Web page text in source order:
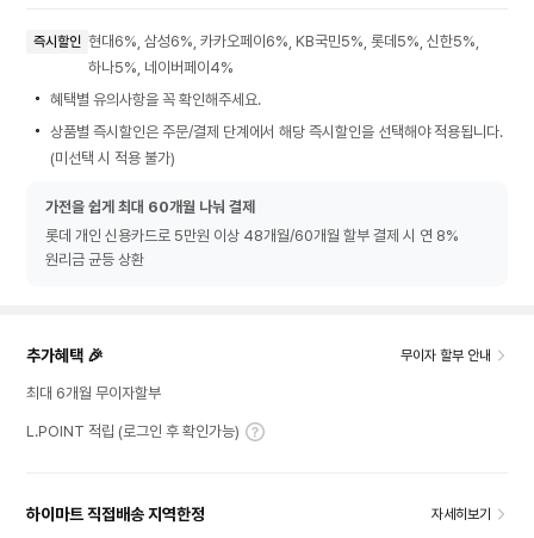
즉시할인 현대6%, 삼성6%, 카카오페이6%, KB국민5%, 롯데5%, 신한5%,
하나5%, 네이버페이4%
혜택별 유의사항을 꼭 확인해주세요.
상품별 즉시할인은 주문/결제 단계에서 해당 즉시할인을 선택해야 적용됩니다.
(미선택 시 적용 불가)
가전을 쉽게 최대 60개월 나눠 결제
롯데 개인 신용카드로 5만원 이상 48개월/60개월 할부 결제 시 연 8%
원리금 균등 상환
추가혜택 🎉 무이자 할부 안내
최대 6개월 무이자할부
L.POINT 적립 (로그인 후 확인가능)
하이마트 직접배송 지역한정 자세히보기